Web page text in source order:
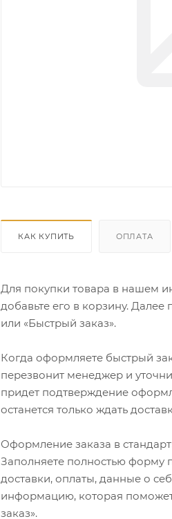
КАК КУПИТЬ ОПЛАТА
Для покупки товара в нашем
добавьте его в корзину.
или «Быстрый заказ».
Когда оформляете быстрый
перезвонит менеджер и
придет подтверждение
останется только ждать
Оформление заказа в
Заполняете полностью форму
доставки, оплаты, данные о
информацию, которая
заказ».